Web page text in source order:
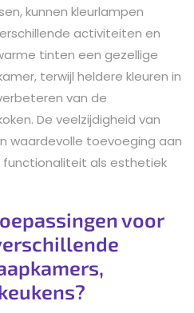
kunnen kleurlampen
activiteiten en
tinten een gezellige
terwijl heldere kleuren in
van de
De veelzijdigheid van
waardevolle toevoeging aan
functionaliteit als esthetiek
voor